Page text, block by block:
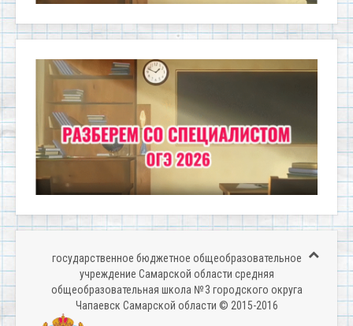
государственное бюджетное общеобразовательное
учреждение Самарской области средняя
общеобразовательная школа № 3 городского округа
Чапаевск Самарской области © 2015-2016